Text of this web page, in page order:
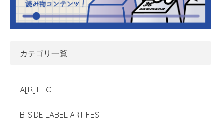
カテゴリ一覧
A[R]TTIC
B-SIDE LABEL ART FES